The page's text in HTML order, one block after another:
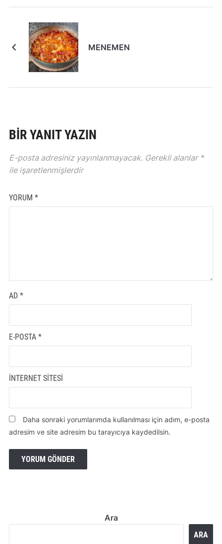
MENEMEN
BIR YANIT YAZIN
E-posta adresiniz yayınlanmayacak. Gerekli alanlar *
ile işaretlenmişlerdir
YORUM *
AD *
E-POSTA *
İNTERNET SITESI
Daha sonraki yorumlarımda kullanılması için adım, e-posta
adresim ve site adresim bu tarayıcıya kaydedilsin.
Ara
ARA